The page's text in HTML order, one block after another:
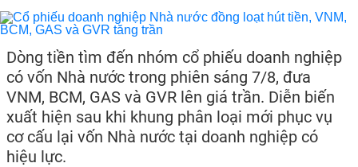
Dòng tiền tìm đến nhóm cổ phiếu doanh nghiệp
có vốn Nhà nước trong phiên sáng 7/8, đưa
VNM, BCM, GAS và GVR lên giá trần. Diễn biến
xuất hiện sau khi khung phân loại mới phục vụ
cơ cấu lại vốn Nhà nước tại doanh nghiệp có
hiệu lực.